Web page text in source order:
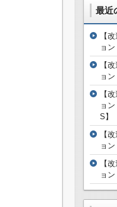
最近
【
ョ
【
ョ
【
ョ
S】
【
ョ
【
ョ